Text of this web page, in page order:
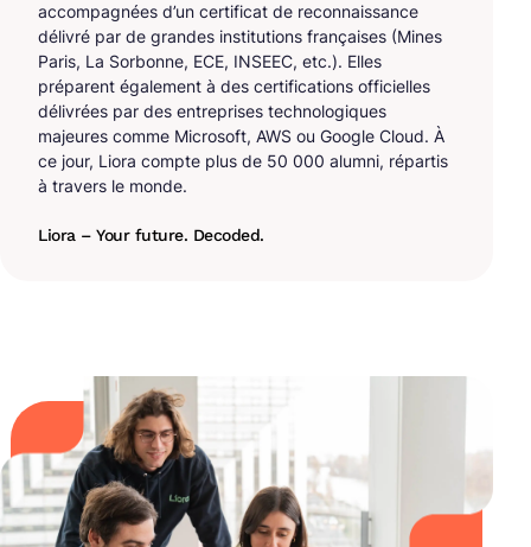
accompagnées d’un certificat de reconnaissance
délivré par de grandes institutions françaises (Mines
Paris, La Sorbonne, ECE, INSEEC, etc.). Elles
préparent également à des certifications officielles
délivrées par des entreprises technologiques
majeures comme Microsoft, AWS ou Google Cloud. À
ce jour, Liora compte plus de 50 000 alumni, répartis
à travers le monde.
Liora – Your future. Decoded.